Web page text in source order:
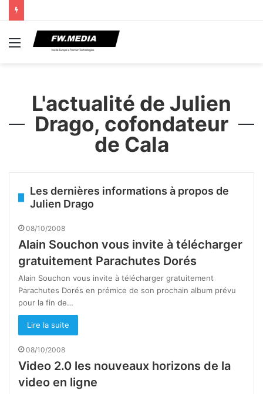
Menu
L'actualité de Julien
Drago, cofondateur
de Cala
Les dernières informations à propos de
Julien Drago
08/10/2008
Alain Souchon vous invite à télécharger
gratuitement Parachutes Dorés
Alain Souchon vous invite à télécharger gratuitement
Parachutes Dorés en prémice de son prochain album prévu
pour la fin de…
Lire la suite
08/10/2008
Video 2.0 les nouveaux horizons de la
video en ligne